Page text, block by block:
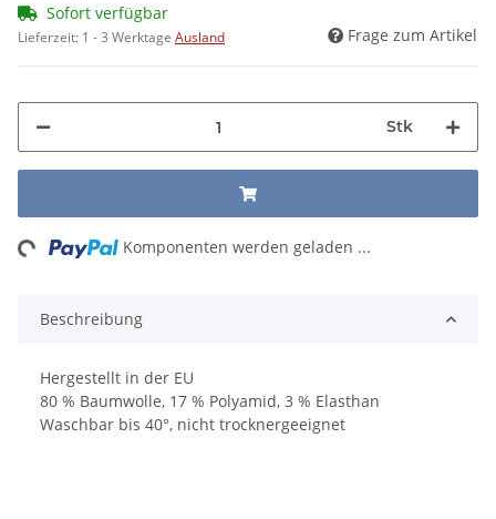
Sofort verfügbar
Lieferzeit: 1 - 3 Werktage Ausland Frage zum Artikel
Stk
Komponenten werden geladen ...
Beschreibung
Hergestellt in der EU
80 % Baumwolle, 17 % Polyamid, 3 % Elasthan
Waschbar bis 40°, nicht trocknergeeignet